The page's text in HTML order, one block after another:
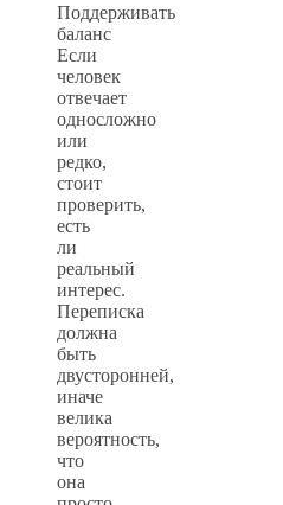
Поддерживать
баланс
Если
человек
отвечает
односложно
или
редко,
стоит
проверить,
есть
ли
реальный
интерес.
Переписка
должна
быть
двусторонней,
иначе
велика
вероятность,
что
она